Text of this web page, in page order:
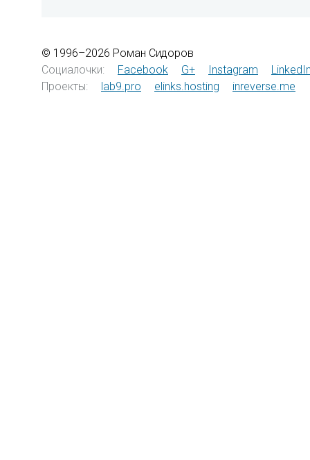
© 1996–2026 Роман Сидоров
Социалочки:
Facebook G+ Instagram
Проекты:
lab9.pro elinks.hosting inreverse.me